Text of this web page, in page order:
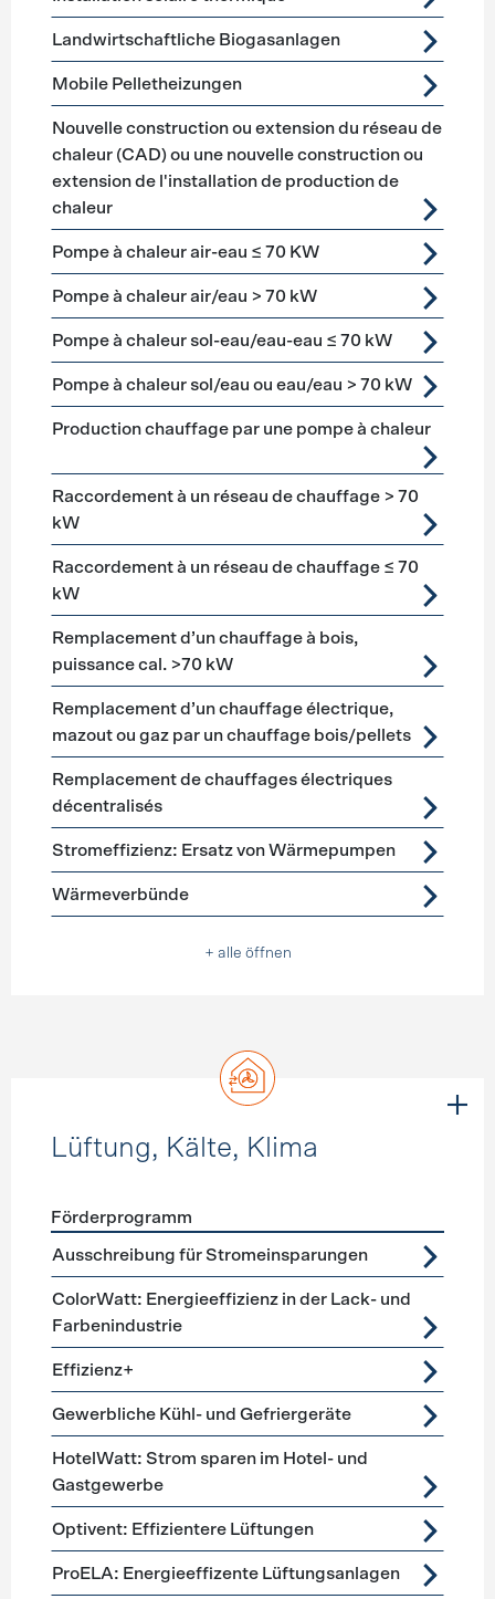
Landwirtschaftliche Biogasanlagen
Mobile Pelletheizungen
Nouvelle construction ou extension du réseau de
chaleur (CAD) ou une nouvelle construction ou
extension de l'installation de production de
chaleur
Pompe à chaleur air-eau ≤ 70 KW
Pompe à chaleur air/eau > 70 kW
Pompe à chaleur sol-eau/eau-eau ≤ 70 kW
Pompe à chaleur sol/eau ou eau/eau > 70 kW
Production chauffage par une pompe à chaleur
Raccordement à un réseau de chauffage > 70
kW
Raccordement à un réseau de chauffage ≤ 70
kW
Remplacement d’un chauffage à bois,
puissance cal. >70 kW
Remplacement d’un chauffage électrique,
mazout ou gaz par un chauffage bois/pellets
Remplacement de chauffages électriques
décentralisés
Stromeffizienz: Ersatz von Wärmepumpen
Wärmeverbünde
+ alle öffnen
Lüftung, Kälte, Klima
Förderprogramme Lüftung, Kälte, Klima
Förderprogramm
Ausschreibung für Stromeinsparungen
ColorWatt: Energieeffizienz in der Lack- und
Farbenindustrie
Effizienz+
Gewerbliche Kühl- und Gefriergeräte
HotelWatt: Strom sparen im Hotel- und
Gastgewerbe
Optivent: Effizientere Lüftungen
ProELA: Energieeffizente Lüftungsanlagen